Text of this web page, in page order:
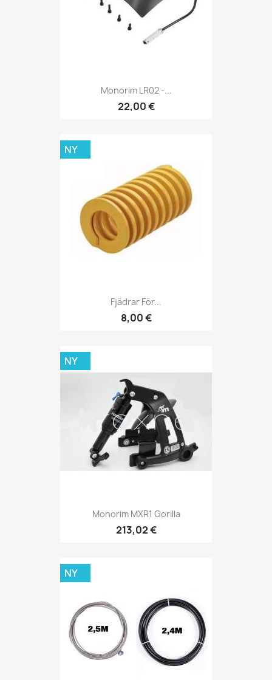
Monorim LR02 -...
22,00 €
Fjädrar För...
8,00 €
NY
Monorim MXR1 Gorilla
213,02 €
NY
NY